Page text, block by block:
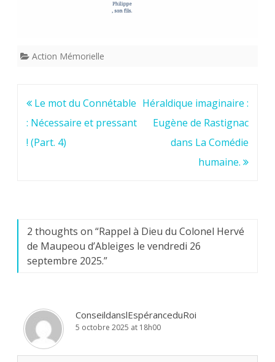
Action Mémorielle
Navigation
de
l’article
Le mot du Connétable
: Nécessaire et pressant
! (Part. 4)
Héraldique imaginaire :
Eugène de Rastignac
dans La Comédie
humaine.
2 thoughts on “Rappel à Dieu du Colonel Hervé
de Maupeou d’Ableiges le vendredi 26
septembre 2025.”
ConseildanslEspéranceduRoi
5 octobre 2025 at 18h00